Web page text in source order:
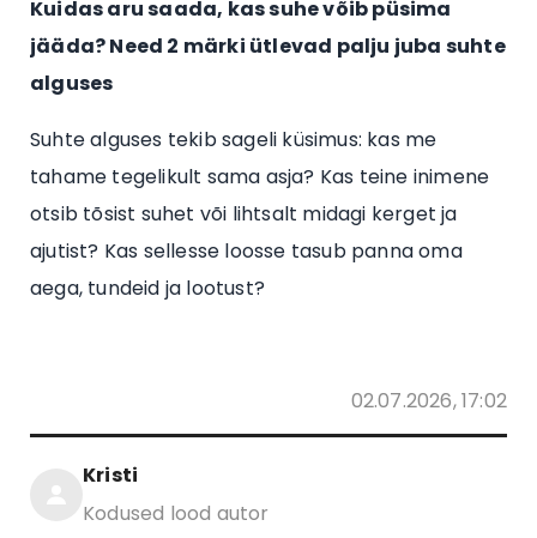
Kuidas aru saada, kas suhe võib püsima
jääda? Need 2 märki ütlevad palju juba suhte
alguses
Suhte alguses tekib sageli küsimus: kas me
tahame tegelikult sama asja? Kas teine inimene
otsib tõsist suhet või lihtsalt midagi kerget ja
ajutist? Kas sellesse loosse tasub panna oma
aega, tundeid ja lootust?
02.07.2026, 17:02
Kristi
Kodused lood autor